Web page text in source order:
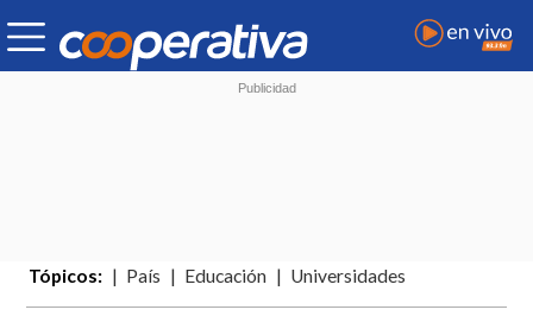
Tópicos: País Educación Universidades